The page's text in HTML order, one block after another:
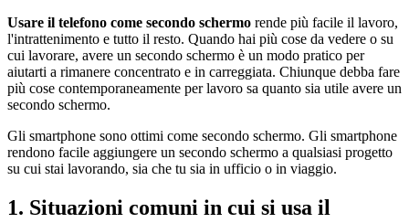
Usare il telefono come secondo schermo rende più facile il lavoro,
l'intrattenimento e tutto il resto. Quando hai più cose da vedere o su
cui lavorare, avere un secondo schermo è un modo pratico per
aiutarti a rimanere concentrato e in carreggiata. Chiunque debba fare
più cose contemporaneamente per lavoro sa quanto sia utile avere un
secondo schermo.
Gli smartphone sono ottimi come secondo schermo. Gli smartphone
rendono facile aggiungere un secondo schermo a qualsiasi progetto
su cui stai lavorando, sia che tu sia in ufficio o in viaggio.
1. Situazioni comuni in cui si usa il